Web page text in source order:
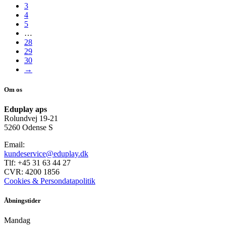
3
4
5
…
28
29
30
→
Om os
Eduplay aps
Rolundvej 19-21
5260 Odense S
Email:
kundeservice@eduplay.dk
Tlf: +45 31 63 44 27
CVR: 4200 1856
Cookies & Persondatapolitik
Åbningstider
Mandag